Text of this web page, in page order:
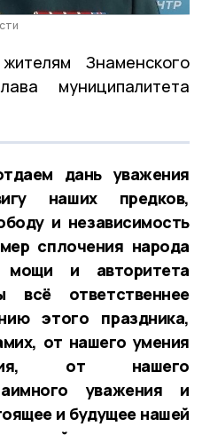
Знаменского
муниципалитета
дань уважения
наших предков,
и независимость
сплочения народа
и авторитета
ответственнее
этого праздника,
от нашего умения
от нашего
уважения и
и будущее нашей